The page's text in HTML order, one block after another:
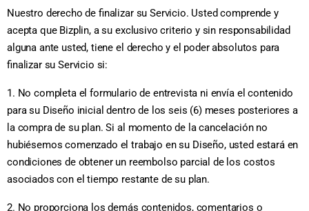
Nuestro derecho de finalizar su Servicio. Usted comprende y
acepta que Bizplin, a su exclusivo criterio y sin responsabilidad
alguna ante usted, tiene el derecho y el poder absolutos para
finalizar su Servicio si:
1. No completa el formulario de entrevista ni envía el contenido
para su Diseño inicial dentro de los seis (6) meses posteriores a
la compra de su plan. Si al momento de la cancelación no
hubiésemos comenzado el trabajo en su Diseño, usted estará en
condiciones de obtener un reembolso parcial de los costos
asociados con el tiempo restante de su plan.
2. No proporciona los demás contenidos, comentarios o